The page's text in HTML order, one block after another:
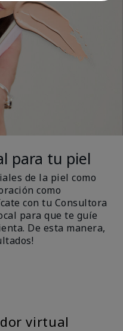
para tu piel
de la piel como
como
con tu Consultora
para que te guíe
De esta manera,
virtual